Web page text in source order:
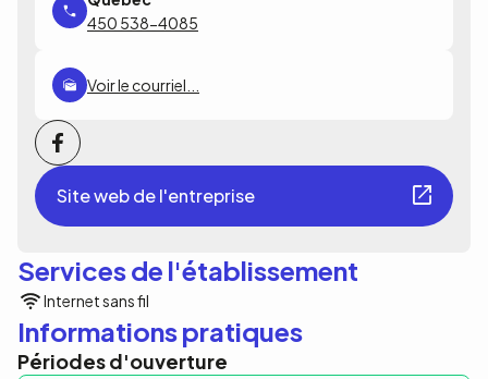
450 538-4085
Voir le courriel...
Site web de l'entreprise
Services de l'établissement
Internet sans fil
Informations pratiques
Périodes d'ouverture